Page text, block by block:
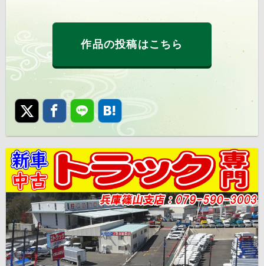
作品の投稿はこちら